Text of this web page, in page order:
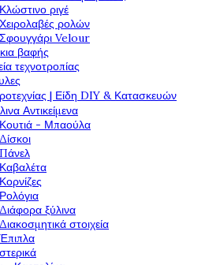
Κλώστινο ριγέ
Χειρολαβές ρολών
Σφουγγάρι Velour
βαφής
τεχνοτροπίας
| Είδη DIY & Κατασκευών
Αντικείμενα
Κουτιά - Μπαούλα
Δίσκοι
Πάνελ
Καβαλέτα
Κορνίζες
Ρολόγια
Διάφορα ξύλινα
Διακοσμητικά στοιχεία
Έπιπλα